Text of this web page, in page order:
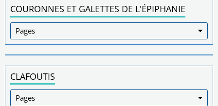
COURONNES ET GALETTES DE L'ÉPIPHANIE
CLAFOUTIS